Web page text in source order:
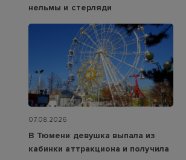
нельмы и стерляди
07.08.2026
В Тюмени девушка выпала из
кабинки аттракциона и получила